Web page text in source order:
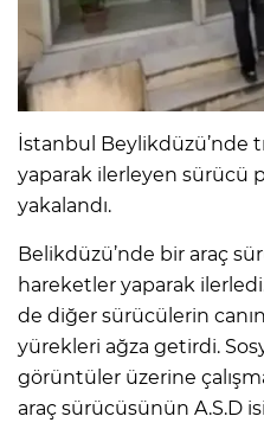
İstanbul Beylikdüzü’nde
yaparak ilerleyen sürücü
yakalandı.
Belikdüzü’nde bir araç
hareketler yaparak
de diğer sürücülerin
yürekleri ağza getirdi.
görüntüler üzerine
araç sürücüsünün A.S.D